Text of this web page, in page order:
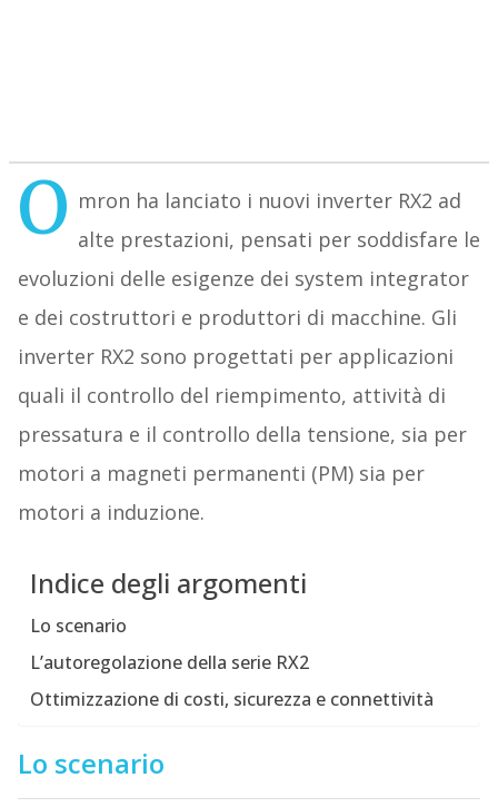
O mron ha lanciato i nuovi inverter RX2 ad
alte prestazioni, pensati per soddisfare le
evoluzioni delle esigenze dei system integrator
e dei costruttori e produttori di macchine. Gli
inverter RX2 sono progettati per applicazioni
quali il controllo del riempimento, attività di
pressatura e il controllo della tensione, sia per
motori a magneti permanenti (PM) sia per
motori a induzione.
Indice degli argomenti
Lo scenario
L’autoregolazione della serie RX2
Ottimizzazione di costi, sicurezza e connettività
Lo scenario